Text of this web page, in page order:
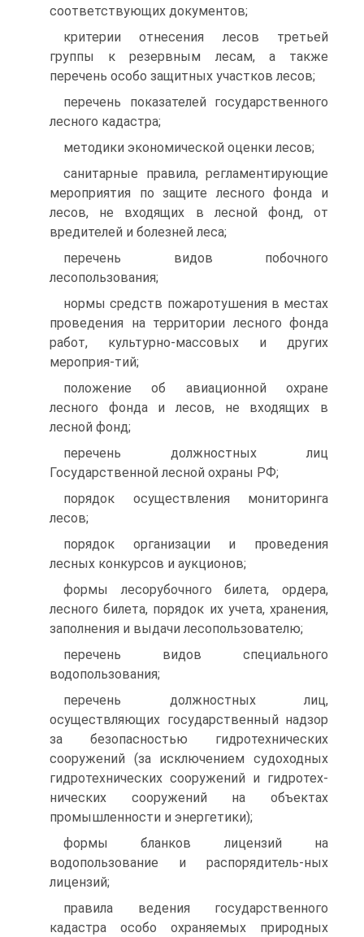
соответствующих документов;
критерии отнесения лесов третьей
группы к резервным лесам, а также
перечень особо защитных участков лесов;
перечень показателей государственного
лесного кадастра;
методики экономической оценки лесов;
санитарные правила, регламентирующие
мероприятия по защите лесного фонда и
лесов, не входящих в лесной фонд, от
вредителей и болезней леса;
перечень видов побочного
лесопользования;
нормы средств пожаротушения в местах
проведения на территории лесного фонда
работ, культурно-массовых и других
мероприя-тий;
положение об авиационной охране
лесного фонда и лесов, не входящих в
лесной фонд;
перечень должностных лиц
Государственной лесной охраны РФ;
порядок осуществления мониторинга
лесов;
порядок организации и проведения
лесных конкурсов и аукционов;
формы лесорубочного билета, ордера,
лесного билета, порядок их учета, хранения,
заполнения и выдачи лесопользователю;
перечень видов специального
водопользования;
перечень должностных лиц,
осуществляющих государственный надзор
за безопасностью гидротехнических
сооружений (за исключением судоходных
гидротехнических сооружений и гидротех-
нических сооружений на объектах
промышленности и энергетики);
формы бланков лицензий на
водопользование и распорядитель-ных
лицензий;
правила ведения государственного
кадастра особо охраняемых природных